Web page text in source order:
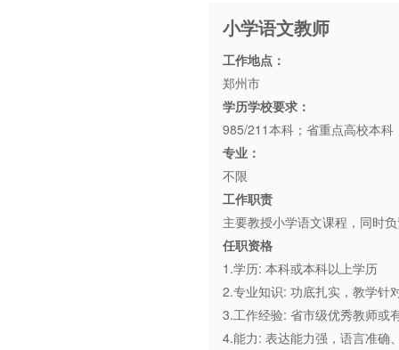
小学语文教师
工作地点：
郑州市
学历学校要求：
985/211本科；省重点高校本科
专业：
不限
工作职责
主要教授小学语文课程，同时
任职资格
1.学历: 本科或本科以上学历
2.专业知识: 功底扎实，教学针
3.工作经验: 省市级优秀教师或
4.能力: 表达能力强，语言准确